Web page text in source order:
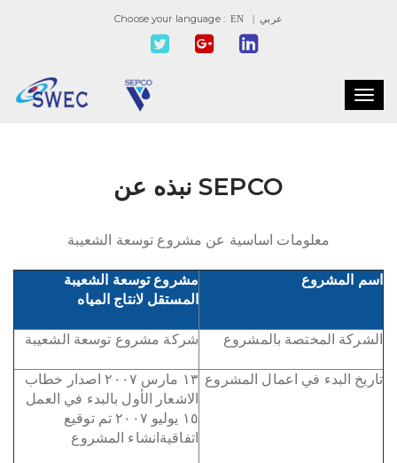
Choose your language : EN | عربي
نبذه عن SEPCO
معلومات اساسية عن مشروع توسعة الشعيبة
مشروع توسعة الشعيبة
المستقل لانتاج المياه
اسم المشروع
شركة مشروع توسعة الشعيبة الشركة المختصة بالمشروع
١٣ مارس ٢٠٠٧ اصدار خطاب
الاشعار الأول بالبدء في العمل
١٥ يوليو ٢٠٠٧ تم توقيع
اتفاقيةانشاء المشروع
تاريخ البدء في اعمال المشروع